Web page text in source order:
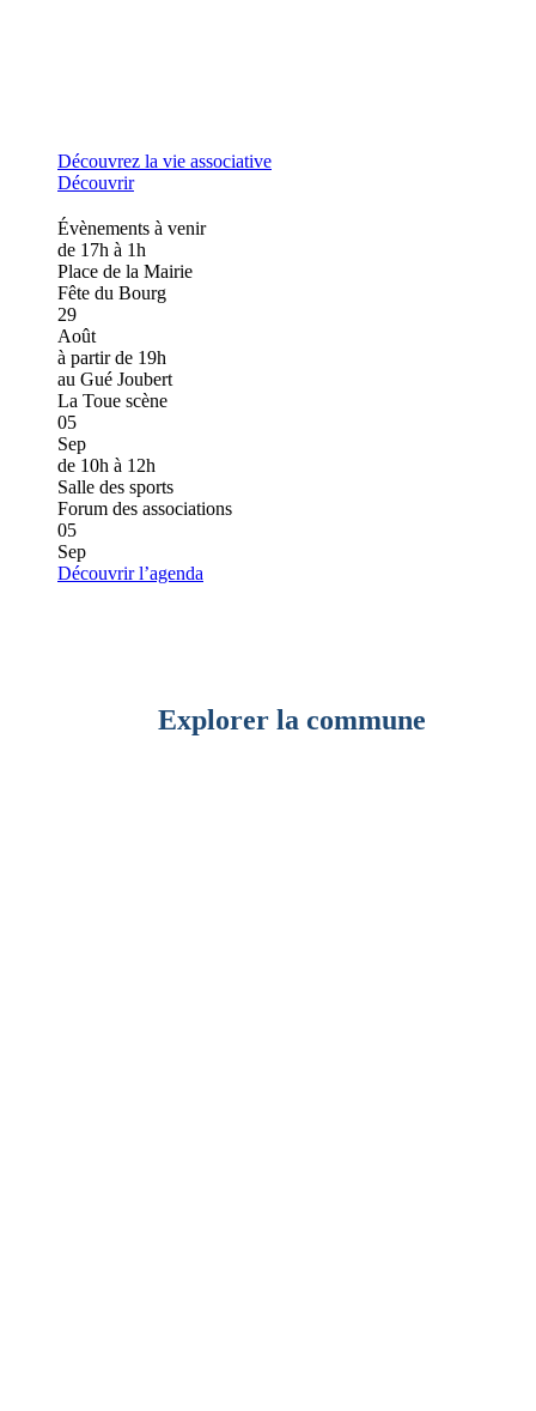
Découvrez la vie associative
Découvrir
Évènements à venir
de 17h à 1h
Place de la Mairie
Fête du Bourg
29
Août
à partir de 19h
au Gué Joubert
La Toue scène
05
Sep
de 10h à 12h
Salle des sports
Forum des associations
05
Sep
Découvrir l’agenda
Explorer la commune